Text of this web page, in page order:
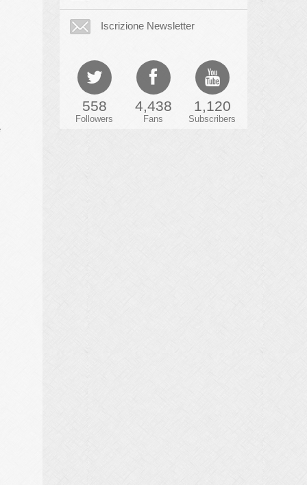
Iscrizione Newsletter
558
Followers
4,438
Fans
1,120
Subscribers